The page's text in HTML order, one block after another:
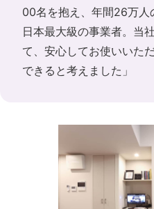
00名を抱え、年間26万人
日本最大級の事業者。当
て、安心してお使いいた
できると考えました」